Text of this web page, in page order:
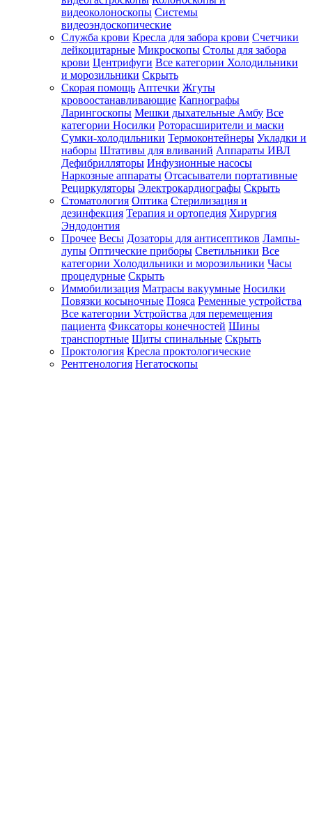
видеоколоноскопы Системы
видеоэндоскопические
Служба крови Кресла для забора крови Счетчики
лейкоцитарные Микроскопы Столы для забора
крови Центрифуги Все категории Холодильники
и морозильники Скрыть
Скорая помощь Аптечки Жгуты
кровоостанавливающие Капнографы
Ларингоскопы Мешки дыхательные Амбу Все
категории Носилки Роторасширители и маски
Сумки-холодильники Термоконтейнеры Укладки и
наборы Штативы для вливаний Аппараты ИВЛ
Дефибрилляторы Инфузионные насосы
Наркозные аппараты Отсасыватели портативные
Рециркуляторы Электрокардиографы Скрыть
Стоматология Оптика Стерилизация и
дезинфекция Терапия и ортопедия Хирургия
Эндодонтия
Прочее Весы Дозаторы для антисептиков Лампы-
лупы Оптические приборы Светильники Все
категории Холодильники и морозильники Часы
процедурные Скрыть
Иммобилизация Матрасы вакуумные Носилки
Повязки косыночные Пояса Ременные устройства
Все категории Устройства для перемещения
пациента Фиксаторы конечностей Шины
транспортные Щиты спинальные Скрыть
Проктология Кресла проктологические
Рентгенология Негатоскопы